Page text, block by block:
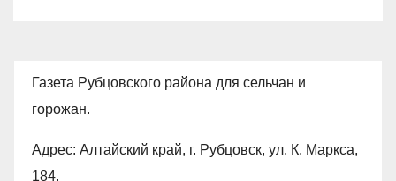
Газета Рубцовского района для сельчан и
горожан.
Адрес: Алтайский край, г. Рубцовск, ул. К. Маркса,
184.